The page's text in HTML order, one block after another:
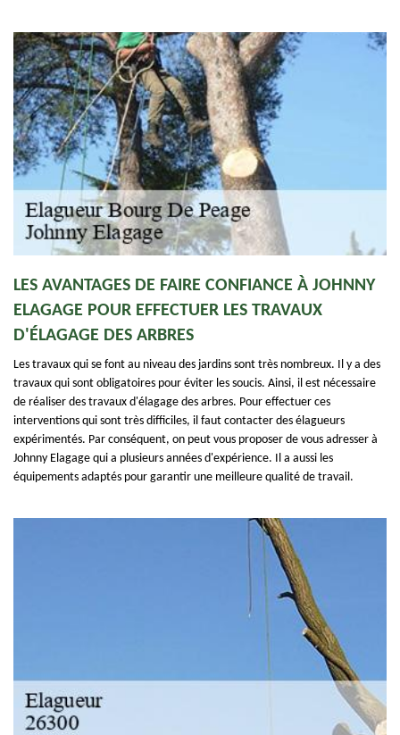
LES AVANTAGES DE FAIRE CONFIANCE À JOHNNY
ELAGAGE POUR EFFECTUER LES TRAVAUX
D'ÉLAGAGE DES ARBRES
Les travaux qui se font au niveau des jardins sont très nombreux. Il y a des
travaux qui sont obligatoires pour éviter les soucis. Ainsi, il est nécessaire
de réaliser des travaux d'élagage des arbres. Pour effectuer ces
interventions qui sont très difficiles, il faut contacter des élagueurs
expérimentés. Par conséquent, on peut vous proposer de vous adresser à
Johnny Elagage qui a plusieurs années d'expérience. Il a aussi les
équipements adaptés pour garantir une meilleure qualité de travail.